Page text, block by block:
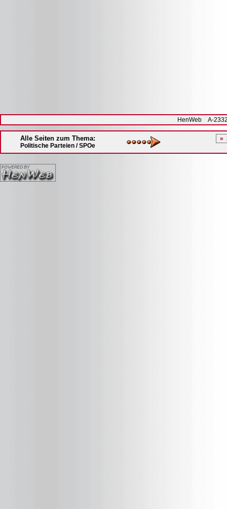
HenWeb A-
Alle Seiten zum Thema:
Politische Parteien / SPOe